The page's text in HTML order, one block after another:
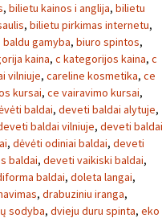
, bilietu kainos i anglija, bilietu
, bilietu pirkimas internetu,
gamyba, biuro spintos,
kaina, c kategorijos kaina, c
vilniuje, careline kosmetika, ce
kursai, ce vairavimo kursai,
baldai, deveti baldai alytuje,
baldai vilniuje, deveti baldai
, dėvėti odiniai baldai, deveti
baldai, deveti vaikiski baldai,
baldai, doleta langai,
, drabuziniu iranga,
sodyba, dvieju duru spinta, eko